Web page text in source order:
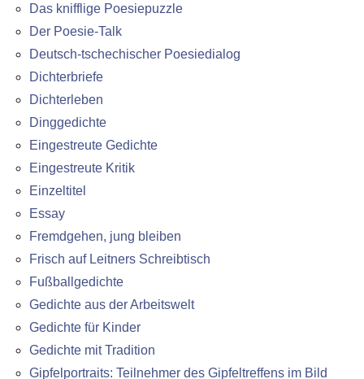
Das knifflige Poesiepuzzle
Der Poesie-Talk
Deutsch-tschechischer Poesiedialog
Dichterbriefe
Dichterleben
Dinggedichte
Eingestreute Gedichte
Eingestreute Kritik
Einzeltitel
Essay
Fremdgehen, jung bleiben
Frisch auf Leitners Schreibtisch
Fußballgedichte
Gedichte aus der Arbeitswelt
Gedichte für Kinder
Gedichte mit Tradition
Gipfelportraits: Teilnehmer des Gipfeltreffens im Bild